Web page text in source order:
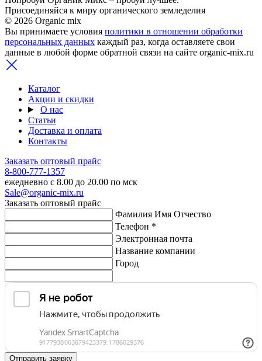
Присоединяйся к миру органического земледелия
© 2026 Organic mix
Вы принимаете условия политики в отношении обработки
персональных данных каждый раз, когда оставляете свои
данные в любой форме обратной связи на сайте organic-mix.ru
Каталог
Акции и скидки
О нас
Статьи
Доставка и оплата
Контакты
Заказать оптовый прайс
8-800-777-1357
ежедневно с 8.00 до 20.00 по мск
Sale@organic-mix.ru
Заказать оптовый прайс
Фамилия Имя Отчество
Телефон *
Электронная почта
Название компании
Город